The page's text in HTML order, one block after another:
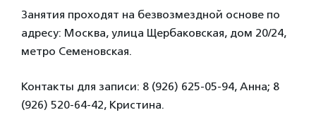
Занятия проходят на безвозмездной основе по
адресу: Москва, улица Щербаковская, дом 20/24,
метро Семеновская.
Контакты для записи: 8 (926) 625-05-94, Анна; 8
(926) 520-64-42, Кристина.